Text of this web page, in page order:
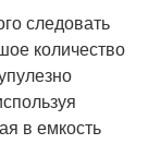
следовать
количество
в емкость